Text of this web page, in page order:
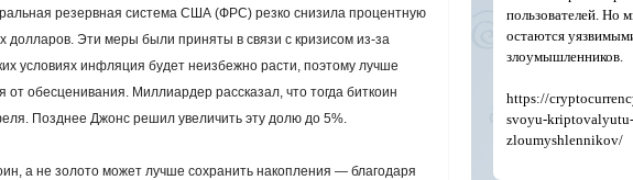
резервная система США (ФРС) резко снизила процентную
долларов. Эти меры были приняты в связи с кризисом из-за
условиях инфляция будет неизбежно расти, поэтому лучше
от обесценивания. Миллиардер рассказал, что тогда биткоин
Позднее Джонс решил увеличить эту долю до 5%.
а не золото может лучше сохранить накопления — благодаря